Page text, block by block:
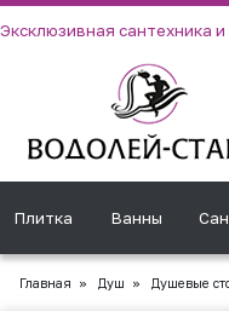
Эксклюзивная сантехника и
Плитка Ванны
Главная » Душ » Душевые